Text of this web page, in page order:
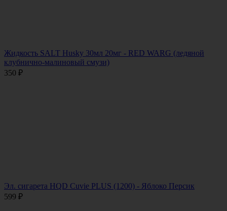
Жидкость SALT Husky 30мл 20мг - RED WARG (ледяной
клубнично-малиновый смузи)
350 ₽
Эл. сигарета HQD Cuvie PLUS (1200) - Яблоко Персик
599 ₽